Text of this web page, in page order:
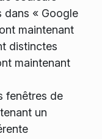
dans « Google
maintenant
distinctes
maintenant
fenêtres de
un